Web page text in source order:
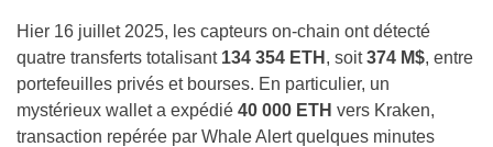
Hier 16 juillet 2025, les capteurs on-chain ont détecté
quatre transferts totalisant 134 354 ETH , soit374 M$, entre
portefeuilles privés et bourses. En particulier, un
mystérieux wallet a expédié 40 000 ETH vers Kraken,
transaction repérée par Whale Alert quelques minutes